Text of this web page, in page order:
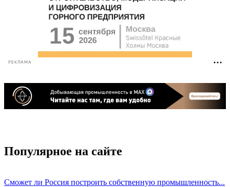
РЕКЛАМА
Популярное на сайте
Сможет ли Россия построить собственную промышленность...